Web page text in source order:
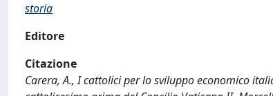
storia
Editore
Citazione
Carera, A., I cattolici per lo sviluppo economico